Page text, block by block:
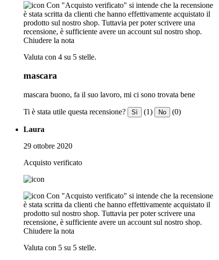
Con "Acquisto verificato" si intende che la recensione
è stata scritta da clienti che hanno effettivamente acquistato il
prodotto sul nostro shop. Tuttavia per poter scrivere una
recensione, è sufficiente avere un account sul nostro shop.
Chiudere la nota
Valuta con 4 su 5 stelle.
mascara
mascara buono, fa il suo lavoro, mi ci sono trovata bene
Ti è stata utile questa recensione? Sì (1) No (0)
Laura
29 ottobre 2020
Acquisto verificato
Con "Acquisto verificato" si intende che la recensione
è stata scritta da clienti che hanno effettivamente acquistato il
prodotto sul nostro shop. Tuttavia per poter scrivere una
recensione, è sufficiente avere un account sul nostro shop.
Chiudere la nota
Valuta con 5 su 5 stelle.